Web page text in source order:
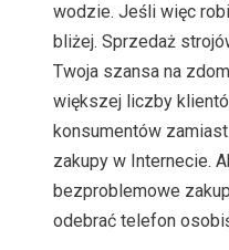
wodzie. Jeśli więc
bliżej. Sprzedaż
Twoja szansa na
większej liczby
konsumentów
zakupy w Internecie.
bezproblemowe
odebrać telefon